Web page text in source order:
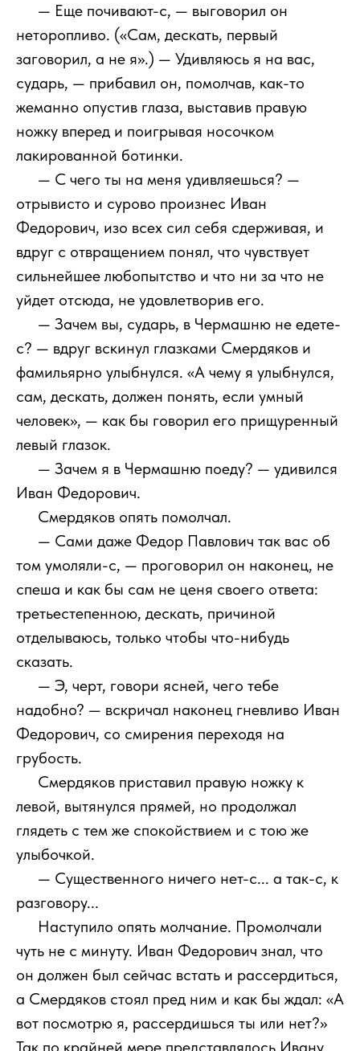
— Еще почивают-с, — выговорил он
неторопливо. («Сам, дескать, первый
заговорил, а не я».) — Удивляюсь я на вас,
сударь, — прибавил он, помолчав, как-то
жеманно опустив глаза, выставив правую
ножку вперед и поигрывая носочком
лакированной ботинки.
— С чего ты на меня удивляешься? —
отрывисто и сурово произнес Иван
Федорович, изо всех сил себя сдерживая, и
вдруг с отвращением понял, что чувствует
сильнейшее любопытство и что ни за что не
уйдет отсюда, не удовлетворив его.
— Зачем вы, сударь, в Чермашню не едете-
с? — вдруг вскинул глазками Смердяков и
фамильярно улыбнулся. «А чему я улыбнулся,
сам, дескать, должен понять, если умный
человек», — как бы говорил его прищуренный
левый глазок.
— Зачем я в Чермашню поеду? — удивился
Иван Федорович.
Смердяков опять помолчал.
— Сами даже Федор Павлович так вас об
том умоляли-с, — проговорил он наконец, не
спеша и как бы сам не ценя своего ответа:
третьестепенною, дескать, причиной
отделываюсь, только чтобы что-нибудь
сказать.
— Э, черт, говори ясней, чего тебе
надобно? — вскричал наконец гневливо Иван
Федорович, со смирения переходя на
грубость.
Смердяков приставил правую ножку к
левой, вытянулся прямей, но продолжал
глядеть с тем же спокойствием и с тою же
улыбочкой.
— Существенного ничего нет-с... а так-с, к
разговору...
Наступило опять молчание. Промолчали
чуть не с минуту. Иван Федорович знал, что
он должен был сейчас встать и рассердиться,
а Смердяков стоял пред ним и как бы ждал: «А
вот посмотрю я, рассердишься ты или нет?»
Так по крайней мере представлялось Ивану